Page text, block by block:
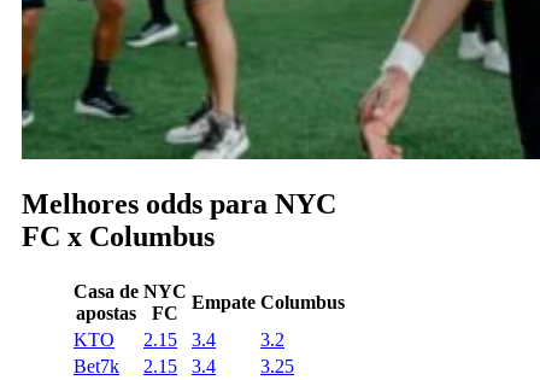
Melhores odds para NYC
FC x Columbus
Casa de
apostas
NYC
FC
Empate Columbus
KTO
2.15 3.4
3.2
Bet7k
2.15 3.4
3.25